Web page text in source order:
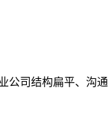
公司结构扁平、沟